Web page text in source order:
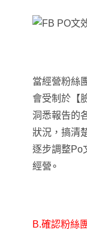
當經營粉絲
會受制於 【
洞悉報告的
狀況 ， 搞清
逐步調整Po
經營∘
B.確認粉絲